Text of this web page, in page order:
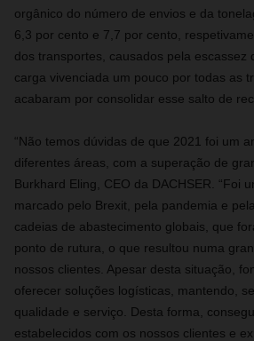
orgânico do número de envios e da
6,3 por cento e 7,7 por cento,
dos transportes, causados pela escassez
carga vivenciada um pouco por todas as
acabaram por consolidar esse salto de
“Não temos dúvidas de que 2021 foi um
diferentes áreas, com a superação de
Burkhard Eling, CEO da DACHSER. “Foi
marcado pelo Brexit, pela pandemia e
cadeias de abastecimento globais, que
ponto de rutura, o que resultou numa
nossos clientes. Apesar desta situação,
oferecer soluções logísticas, mantendo,
qualidade e serviço. Desta forma,
estabelecidos com os nossos clientes e